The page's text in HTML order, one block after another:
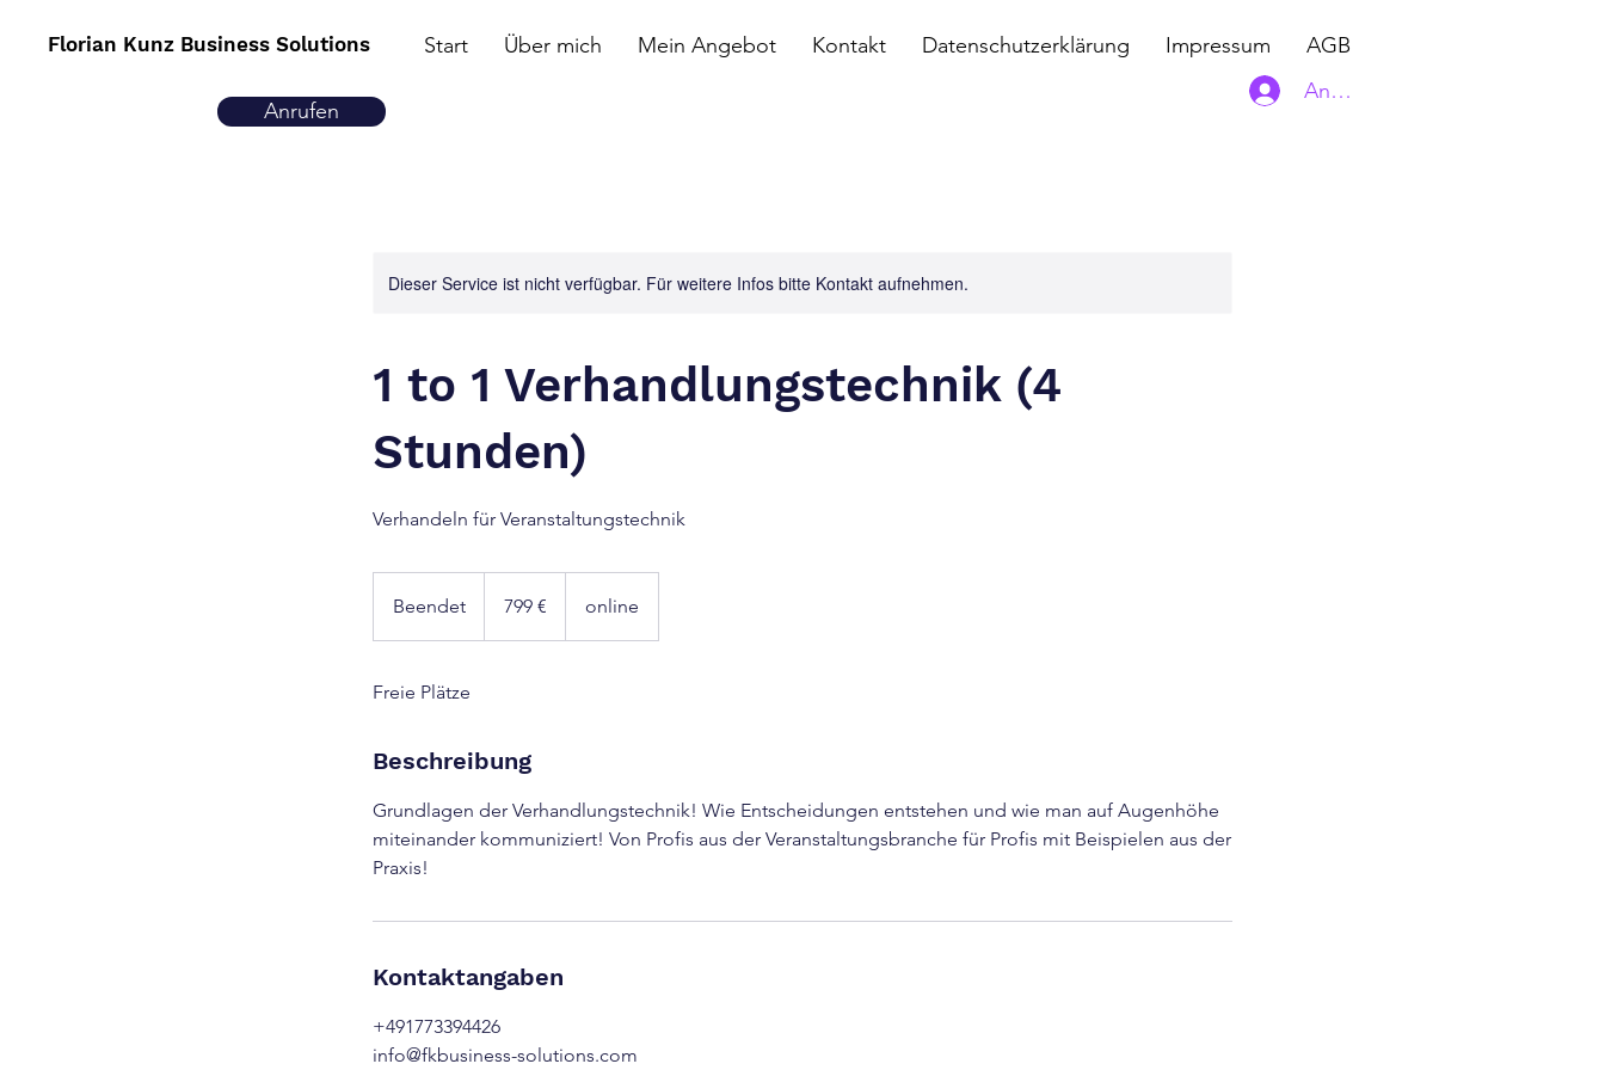
Florian Kunz Business Solutions Start Über mich Mein Angebot Kontakt Datenschutzerklärung Impressum AGB
Anrufen
Anmelden
Dieser Service ist nicht verfügbar. Für weitere Infos bitte Kontakt aufnehmen.
1 to 1 Verhandlungstechnik (4
Stunden)
Verhandeln für Veranstaltungstechnik
Beendet
e
n
e
799 € online
Freie Plätze
Beschreibung
Grundlagen der Verhandlungstechnik! Wie Entscheidungen entstehen und wie man auf Augenhöhe
miteinander kommuniziert! Von Profis aus der Veranstaltungsbranche für Profis mit Beispielen aus der
Praxis!
Kontaktangaben
+491773394426
info@fkbusiness-solutions.com